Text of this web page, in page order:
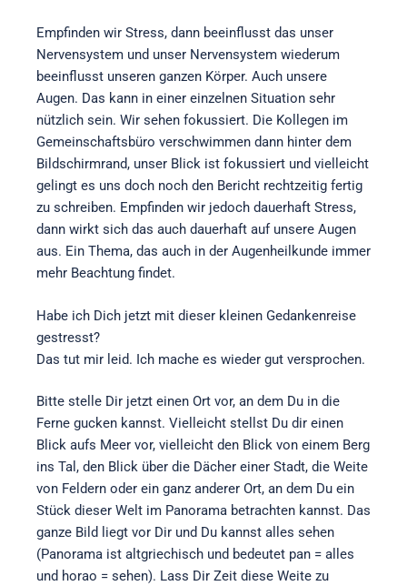
Empfinden wir Stress, dann beeinflusst das unser
Nervensystem und unser Nervensystem wiederum
beeinflusst unseren ganzen Körper. Auch unsere
Augen. Das kann in einer einzelnen Situation sehr
nützlich sein. Wir sehen fokussiert. Die Kollegen im
Gemeinschaftsbüro verschwimmen dann hinter dem
Bildschirmrand, unser Blick ist fokussiert und vielleicht
gelingt es uns doch noch den Bericht rechtzeitig fertig
zu schreiben. Empfinden wir jedoch dauerhaft Stress,
dann wirkt sich das auch dauerhaft auf unsere Augen
aus. Ein Thema, das auch in der Augenheilkunde immer
mehr Beachtung findet.
Habe ich Dich jetzt mit dieser kleinen Gedankenreise
gestresst?
Das tut mir leid. Ich mache es wieder gut versprochen.
Bitte stelle Dir jetzt einen Ort vor, an dem Du in die
Ferne gucken kannst. Vielleicht stellst Du dir einen
Blick aufs Meer vor, vielleicht den Blick von einem Berg
ins Tal, den Blick über die Dächer einer Stadt, die Weite
von Feldern oder ein ganz anderer Ort, an dem Du ein
Stück dieser Welt im Panorama betrachten kannst. Das
ganze Bild liegt vor Dir und Du kannst alles sehen
(Panorama ist altgriechisch und bedeutet pan = alles
und horao = sehen). Lass Dir Zeit diese Weite zu